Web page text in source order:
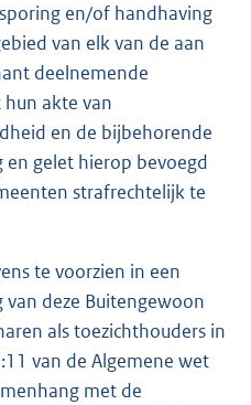
en/of handhaving
van elk van de aan
deelnemende
akte van
en de bijbehorende
en gelet hierop bevoegd
strafrechtelijk te
te voorzien in een
deze Buitengewoon
als toezichthouders in
van de Algemene wet
met de